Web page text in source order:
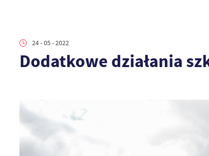
24 - 05 - 2022
Dodatkowe działania